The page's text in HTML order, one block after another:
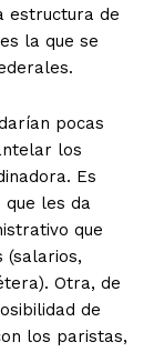
estructura de
la que se
pocas
los
Es
les da
que
(salarios,
Otra, de
de
los paristas,